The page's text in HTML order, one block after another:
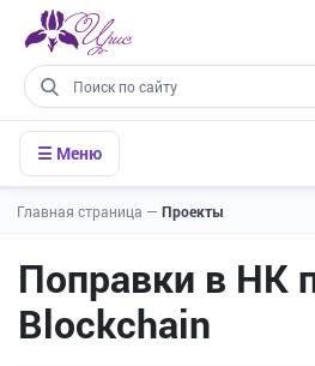
☰ Меню
Главная страница — Проекты
Поправки в НК
Blockchain